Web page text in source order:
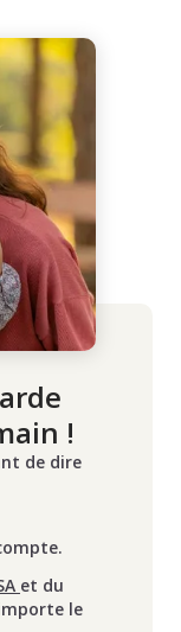
!
de dire
et du
le